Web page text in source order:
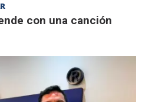
con una canción